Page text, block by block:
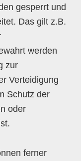
gesperrt und
Das gilt z.B.
werden
zur
Verteidigung
Schutz der
oder
ferner